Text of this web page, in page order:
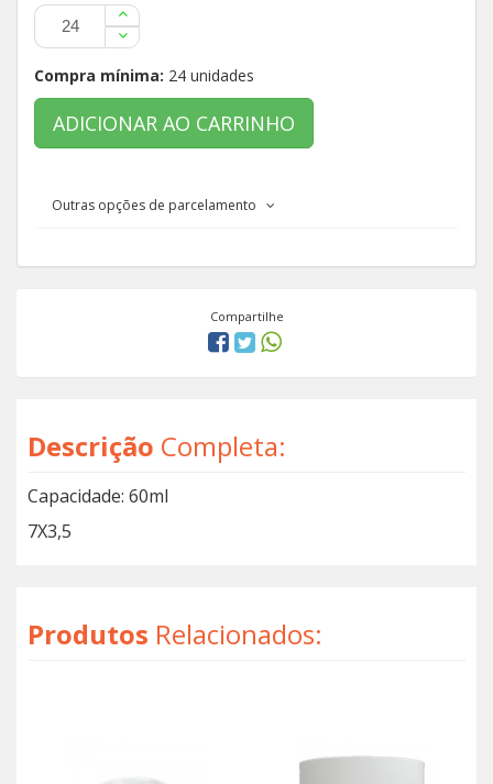
Compra mínima: 24 unidades
ADICIONAR AO CARRINHO
Outras opções de parcelamento
Compartilhe
Descrição Completa:
Capacidade: 60ml
7X3,5
Produtos Relacionados: